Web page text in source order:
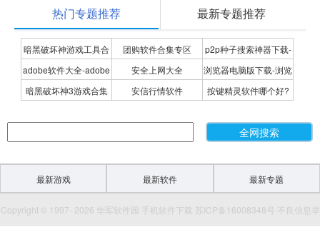
热门专题推荐 最新专题推荐
暗黑破坏神游戏工具合
集
团购软件合集专区
p2p种子搜索神器下载-
P2P种子搜索神器专题
adobe软件大全-adobe
全系列软件下载-adobe
安全上网大全
浏览器电脑版下载-浏览
器下载合集
暗黑破坏神3游戏合集 安信行情软件
按键精灵软件哪个好?
最新游戏 最新软件 最新专题
Copyright © 1997- 2026 华军软件园 手机软件下载 苏ICP备16008348号 不良信息举